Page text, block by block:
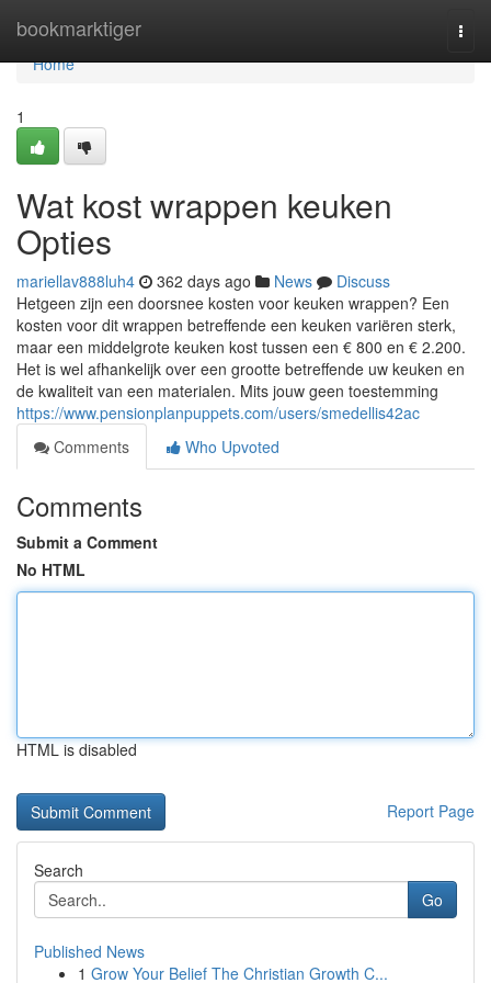
bookmarktiger
Home
Home
1
Wat kost wrappen keuken
Opties
mariellav888luh4 362 days ago News
Discuss
Hetgeen zijn een doorsnee kosten voor keuken wrappen? Een
kosten voor dit wrappen betreffende een keuken variëren sterk,
maar een middelgrote keuken kost tussen een € 800 en € 2.200.
Het is wel afhankelijk over een grootte betreffende uw keuken en
de kwaliteit van een materialen. Mits jouw geen toestemming
https://www.pensionplanpuppets.com/users/smedellis42ac
Comments
Who Upvoted
Comments
Submit a Comment
No HTML
HTML is disabled
Report Page
Search
Go
Published News
1 Grow Your Belief The Christian Growth C...